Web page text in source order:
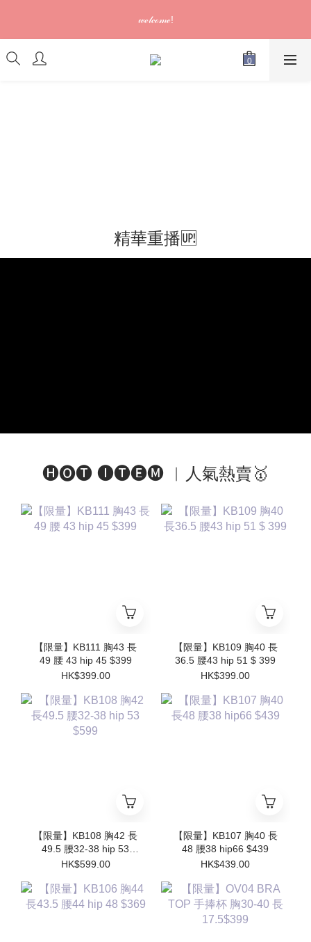
電郵為準)
𝓌ℯ𝓁𝒸ℴ𝓂ℯ!
訂單可供取貨/發貨後會發出電郵通知，請填妥正確資料 (*通知以
電郵為準)
精華重播🆙
🅗🅞🅣 🅘🅣🅔🅜 ︱人氣熱賣🥇
【限量】KB111 胸43 長
49 腰 43 hip 45 $399
HK$399.00
【限量】KB109 胸40 長
36.5 腰43 hip 51 $ 399
HK$399.00
【限量】KB108 胸42 長
49.5 腰32-38 hip 53
$599
HK$599.00
【限量】KB107 胸40 長
48 腰38 hip66 $439
HK$439.00